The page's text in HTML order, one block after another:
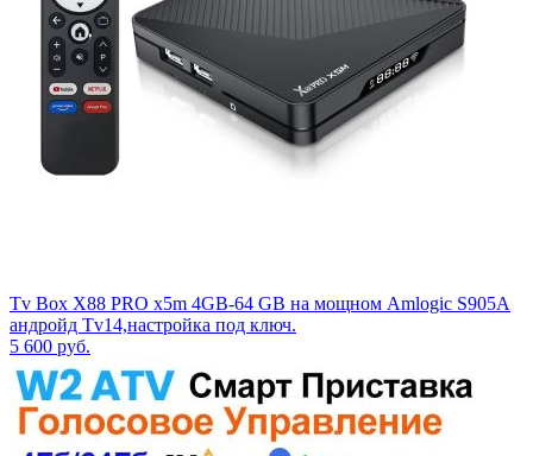
Tv Box X88 PRO x5m 4GB-64 GB на мощном Аmlоgiс S905A
андройд Tv14,настройка под ключ.
5 600 руб.